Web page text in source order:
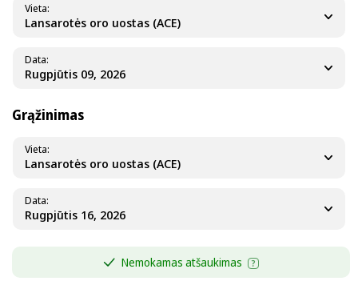
Lansarotės oro uostas (ACE)
Vieta
Data
Grąžinimas
Lansarotės oro uostas (ACE)
Vieta
Data
Nemokamas atšaukimas